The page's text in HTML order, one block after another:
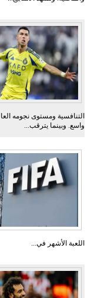
التنافسية ومستوى نجومه
واسع. وبينما يترقب...
اللعبة الأشهر في...